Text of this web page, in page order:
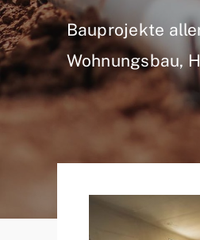
Bauprojekte
Wohnungsbau,